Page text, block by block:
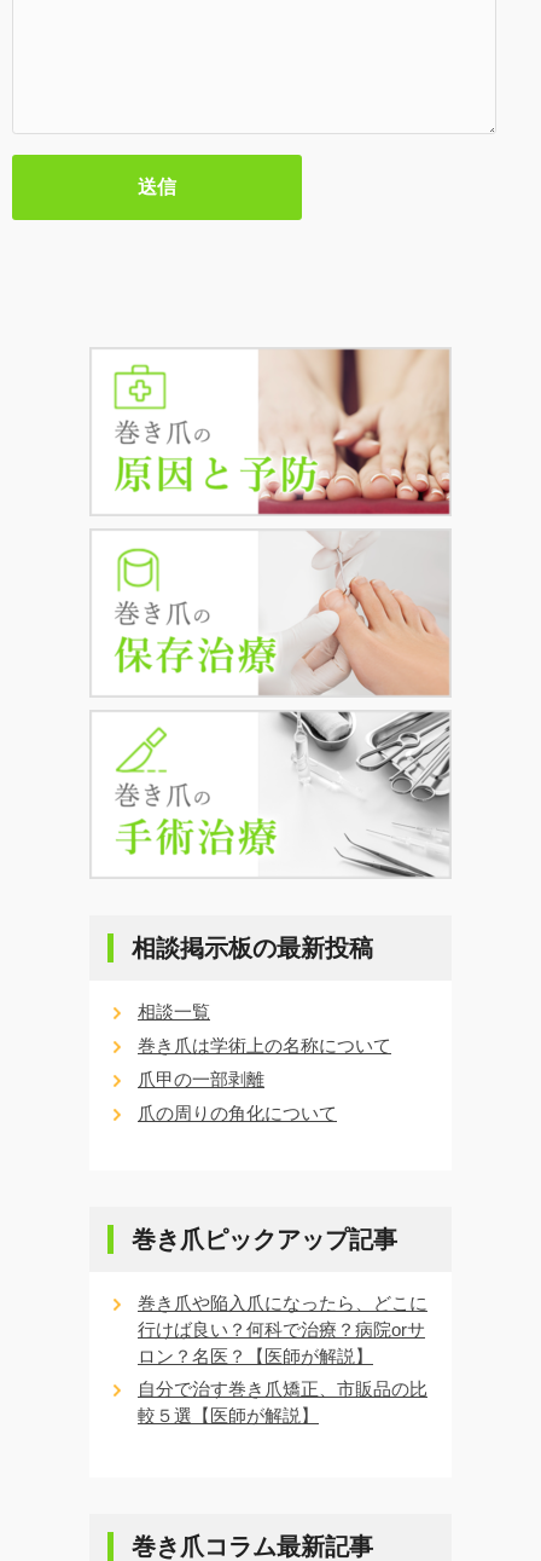
相談掲示板の最新投稿
相談一覧
巻き爪は学術上の名称について
爪甲の一部剥離
爪の周りの角化について
巻き爪ピックアップ記事
巻き爪や陥入爪になったら、どこに
行けば良い？何科で治療？病院orサ
ロン？名医？【医師が解説】
自分で治す巻き爪矯正、市販品の比
較５選【医師が解説】
巻き爪コラム最新記事